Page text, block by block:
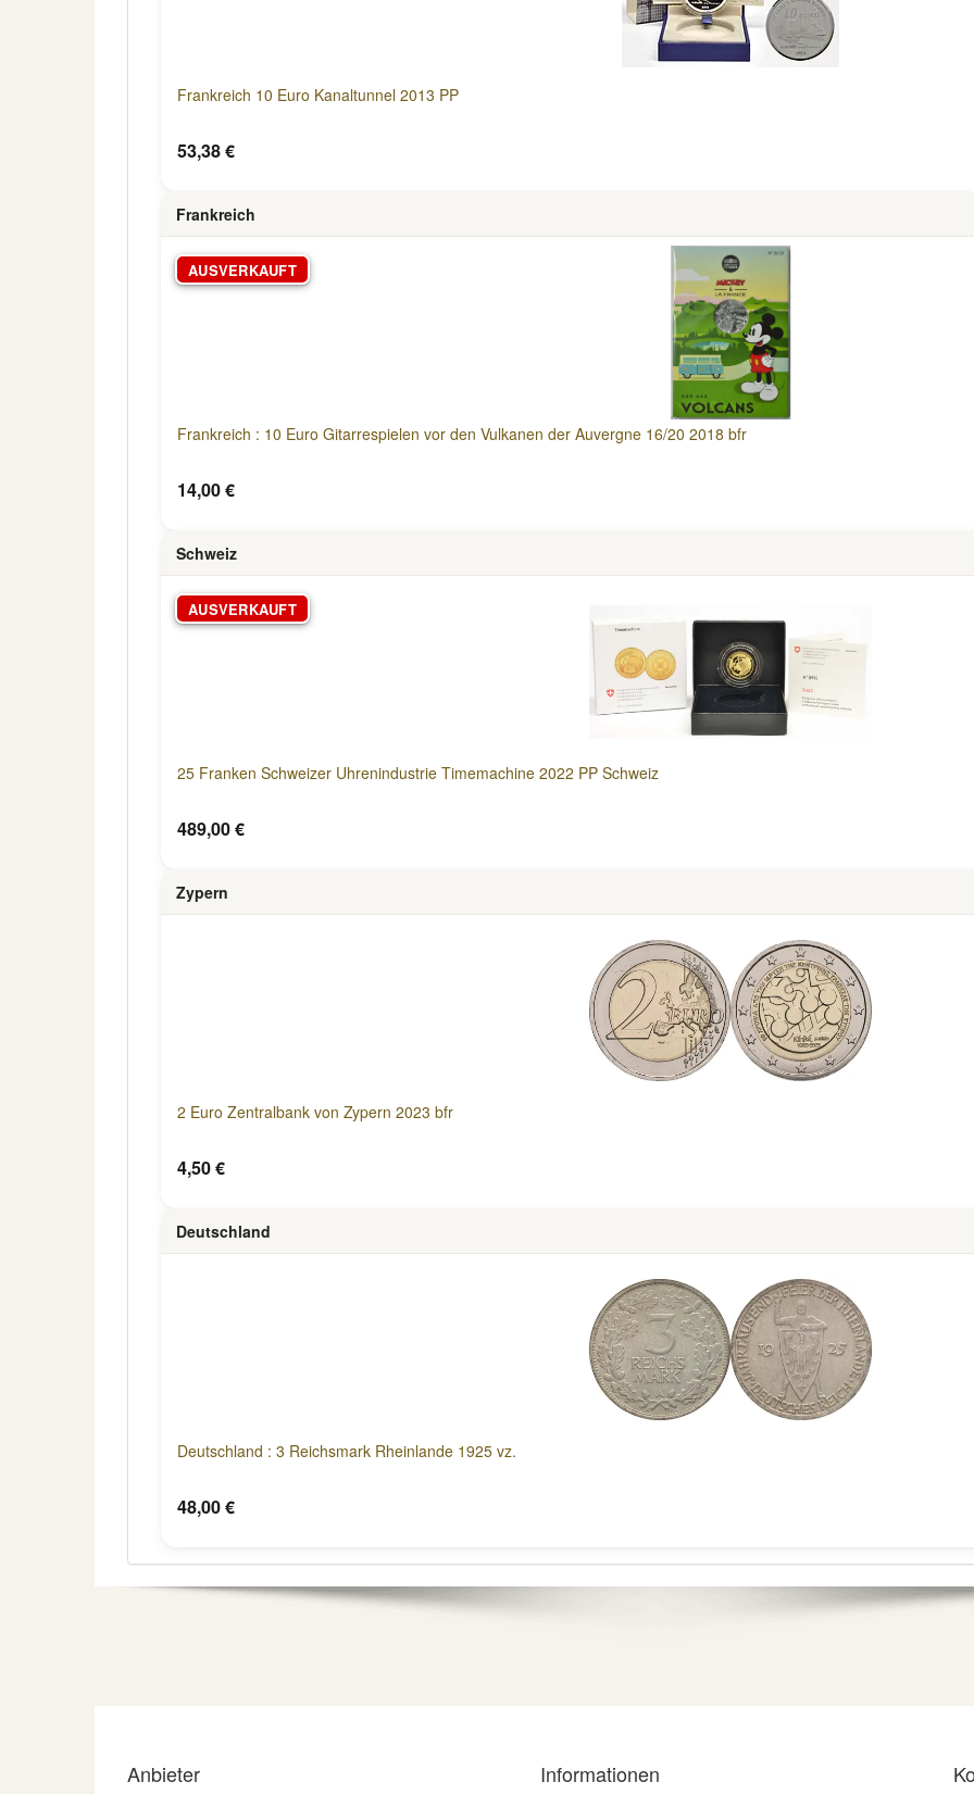
Frankreich 10 Euro Kanaltunnel 2013 PP
53,38 €
Frankreich
AUSVERKAUFT
Frankreich : 10 Euro Gitarrespielen vor den Vulkanen der Auvergne 16/20 2018 bfr
14,00 €
Schweiz
AUSVERKAUFT
25 Franken Schweizer Uhrenindustrie Timemachine 2022 PP Schweiz
489,00 €
Zypern
2 Euro Zentralbank von Zypern 2023 bfr
4,50 €
Deutschland
Deutschland : 3 Reichsmark Rheinlande 1925 vz.
48,00 €
Anbieter Informationen